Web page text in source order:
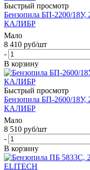
Быстрый просмотр
Бензопила БП-2200/
КАЛИБР
Мало
8 410 руб/шт
-
В корзину
Быстрый просмотр
Бензопила БП-2600/
КАЛИБР
Мало
8 510 руб/шт
-
В корзину